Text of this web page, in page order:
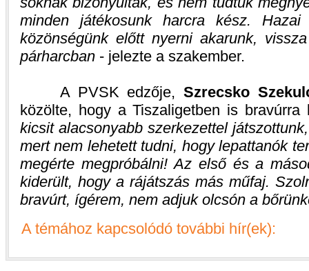
minden játékosunk harcra kész. Hazai
közönségünk előtt nyerni akarunk,
párharcban - jelezte a szakember.
A PVSK edzője, Szrecsko
közölte, hogy a Tiszaligetben is
kicsit alacsonyabb szerkezettel
mert nem lehetett tudni, hogy lepattanók
megérte megpróbálni! Az első és a
kiderült, hogy a rájátszás más műfaj.
bravúrt, ígérem, nem adjuk olcsón a
A témához kapcsolódó további hír(ek):